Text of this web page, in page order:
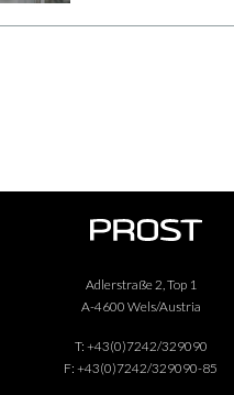
Adlerstraße 2, Top 1
A-4600 Wels/Austria
T: +43(0)7242/329090
F: +43(0)7242/329090-85